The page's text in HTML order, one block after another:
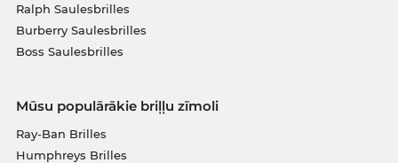
Ralph Saulesbrilles
Burberry Saulesbrilles
Boss Saulesbrilles
Mūsu populārākie briļļu zīmoli
Ray-Ban Brilles
Humphreys Brilles